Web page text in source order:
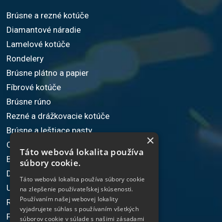
Brúsne a rezné kotúče
Diamantové náradie
Lamelové kotúče
Rondelery
Brúsne plátno a papier
Fíbrové kotúče
Brúsne rúno
Rezné a drážkovacie kotúče
Brúsne a leštiace pasty
Omieľacie telieska
Brúsiace zrná
Dielenské náradie
Upínacie náradie
Ručné elektrické náradie
Frézovacie nástroje
×
Táto webová lokalita používa
súbory cookie.
Táto webová lokalita používa súbory cookie
na zlepšenie používateľskej skúsenosti.
Používaním našej webovej lokality
vyjadrujete súhlas s používaním všetkých
súborov cookie v súlade s našimi zásadami